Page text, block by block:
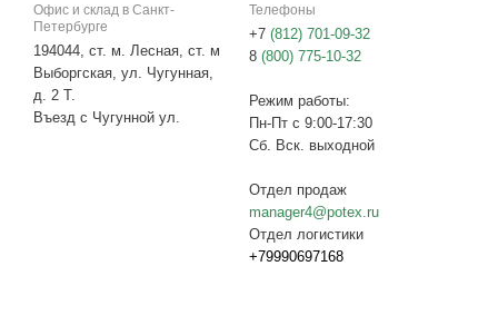
Офис и склад в Санкт-
Петербурге
194044, ст. м. Лесная, ст. м
Выборгская, ул. Чугунная,
д. 2 Т.
Въезд с Чугунной ул.
Телефоны
+7 (812) 701-09-32
8 (800) 775-10-32
Режим работы:
Пн-Пт с 9:00-17:30
Сб. Вск. выходной
Отдел продаж
manager4@potex.ru
Отдел логистики
+79990697168